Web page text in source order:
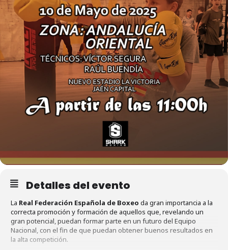
Detalles del evento
La Real Federación Española de Boxeo da gran importancia a la
correcta promoción y formación de aquellos que, revelando un
gran potencial, puedan formar parte en un futuro del Equipo
Nacional, con el fin de que puedan obtener buenos resultados en
la alta competición.